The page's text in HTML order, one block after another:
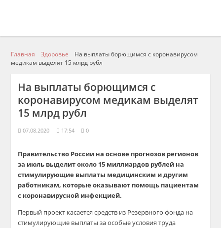
Главная Здоровье
На выплаты борющимся с коронавирусом
медикам выделят 15 млрд рубл
На выплаты борющимся с
коронавирусом медикам выделят
15 млрд рубл
07.08.2020 17:54 0
Правительство России на основе прогнозов регионов
за июль выделит около 15 миллиардов рублей на
стимулирующие выплаты медицинским и другим
работникам, которые оказывают помощь пациентам
с коронавирусной инфекцией.
Первый проект касается средств из Резервного фонда на
стимулирующие выплаты за особые условия труда